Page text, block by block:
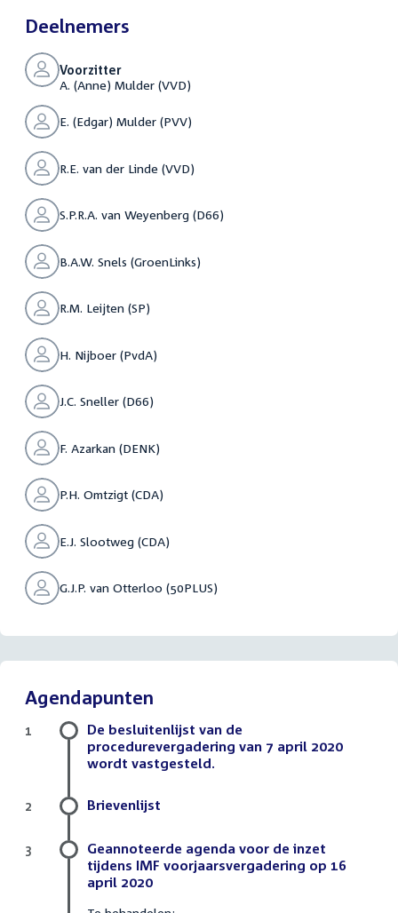
Deelnemers
Voorzitter
A. (Anne) Mulder (VVD)
E. (Edgar) Mulder (PVV)
R.E. van der Linde (VVD)
S.P.R.A. van Weyenberg (D66)
B.A.W. Snels (GroenLinks)
R.M. Leijten (SP)
H. Nijboer (PvdA)
J.C. Sneller (D66)
F. Azarkan (DENK)
P.H. Omtzigt (CDA)
E.J. Slootweg (CDA)
G.J.P. van Otterloo (50PLUS)
Agendapunten
De besluitenlijst van de
procedurevergadering van 7 april 2020
wordt vastgesteld.
1
Brievenlijst
2
Geannoteerde agenda voor de inzet
tijdens IMF voorjaarsvergadering op 16
april 2020
3